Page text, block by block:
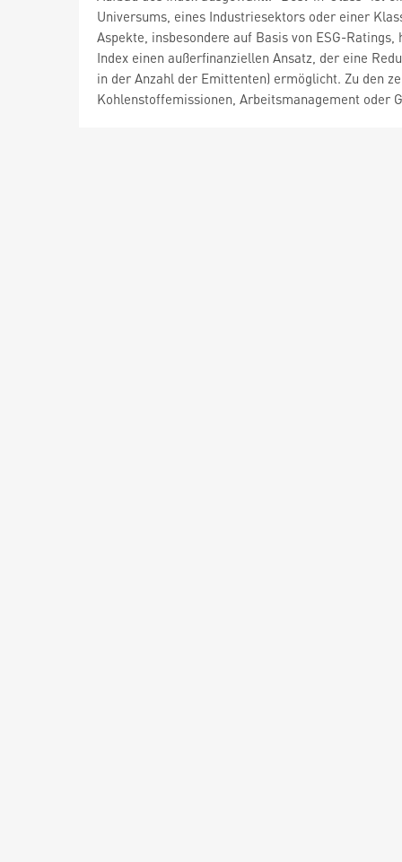
Universums, eines Industriesektors oder einer
Aspekte, insbesondere auf Basis von ESG-
Index einen außerfinanziellen Ansatz, der eine
in der Anzahl der Emittenten) ermöglicht. Zu den
Kohlenstoffemissionen, Arbeitsmanagement oder